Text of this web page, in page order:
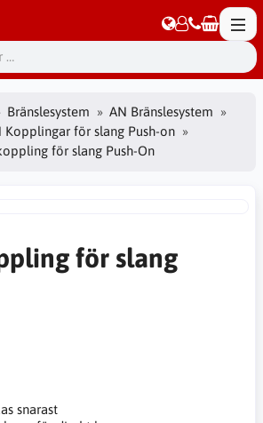
Bränslesystem
AN Bränslesystem
Kopplingar för slang Push-on
för slang Push-On
för slang
snarast